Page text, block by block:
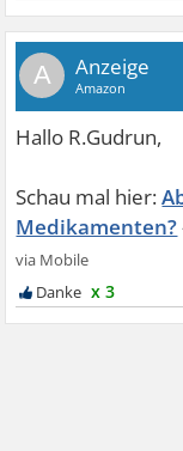
A
Medikamenten?
x 3